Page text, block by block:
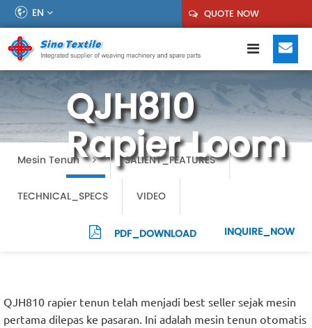
EN QUOTE NOW
QJH810
Rapier Loom
Mesin Tenun SALIENT_FEATURES
TECHNICAL_SPECS VIDEO
PDF_DOWNLOAD INQUIRE_NOW
QJH810 rapier tenun telah menjadi best seller sejak mesin
pertama dilepas ke pasaran. Ini adalah mesin tenun otomatis